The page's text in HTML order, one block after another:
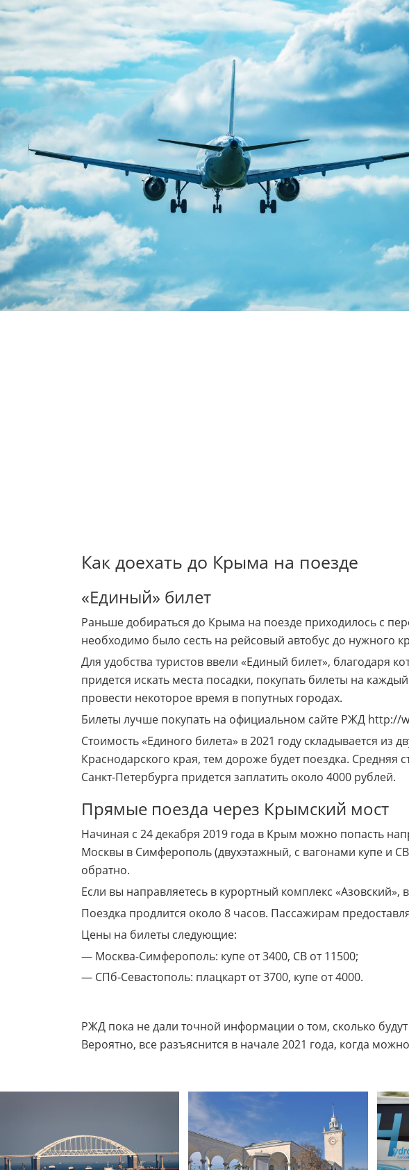
Как доехать до Крыма на поезде
«Единый» билет
Раньше добираться до Крыма на поезде приходилось с
необходимо было сесть на рейсовый автобус до нужного
Для удобства туристов ввели «Единый билет», благодаря
придется искать места посадки, покупать билеты на
провести некоторое время в попутных городах.
Билеты лучше покупать на официальном сайте РЖД http://
Стоимость «Единого билета» в 2021 году складывается
Краснодарского края, тем дороже будет поездка.
Санкт-Петербурга придется заплатить около 4000 рублей.
Прямые поезда через Крымский мост
Начиная с 24 декабря 2019 года в Крым можно попасть
Москвы в Симферополь (двухэтажный, с вагонами купе и
обратно.
Если вы направляетесь в курортный комплекс
Поездка продлится около 8 часов. Пассажирам
Цены на билеты следующие:
— Москва-Симферополь: купе от 3400, СВ от 11500;
— СПб-Севастополь: плацкарт от 3700, купе от 4000.
РЖД пока не дали точной информации о том, сколько
Вероятно, все разъяснится в начале 2021 года, когда